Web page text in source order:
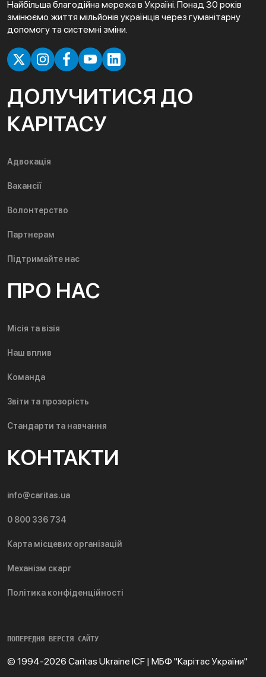
Найбільша благодійна мережа в Україні. Понад 30 років
змінюємо життя мільйонів українців через гуманітарну
допомогу та системні зміни.
ДОЛУЧИТИСЯ ДО
КАРІТАСУ
Адвокація
Вакансії
Волонтерство
Партнерам
Підтримайте нас
ПРО НАС
Місія та візія
Наш вплив
Команда
Звіти та прозорість
Стандарти та навчання
КОНТАКТИ
info@caritas.ua
0 800 336 734
Карта місцевих організацій
Механізм скарг
Політика конфіденційності
ПОПЕРЕДНЯ ВЕРСІЯ САЙТУ
© 1994-2026 Caritas Ukraine ICF | МБФ "Карітас України"